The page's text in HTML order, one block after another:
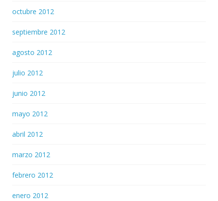
octubre 2012
septiembre 2012
agosto 2012
julio 2012
junio 2012
mayo 2012
abril 2012
marzo 2012
febrero 2012
enero 2012